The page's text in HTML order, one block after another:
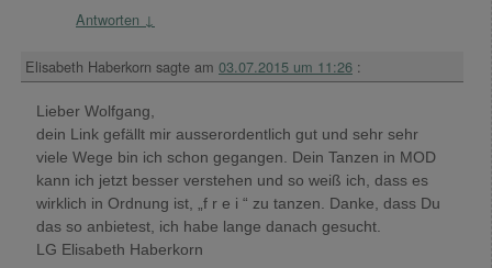
Antworten ↓
Elisabeth Haberkorn sagte am 03.07.2015 um 11:26 :
Lieber Wolfgang,
dein Link gefällt mir ausserordentlich gut und sehr sehr
viele Wege bin ich schon gegangen. Dein Tanzen in MOD
kann ich jetzt besser verstehen und so weiß ich, dass es
wirklich in Ordnung ist, „f r e i “ zu tanzen. Danke, dass Du
das so anbietest, ich habe lange danach gesucht.
LG Elisabeth Haberkorn